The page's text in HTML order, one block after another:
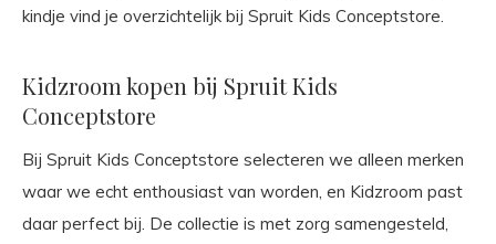
kindje vind je overzichtelijk bij Spruit Kids Conceptstore.
Kidzroom kopen bij Spruit Kids
Conceptstore
Bij Spruit Kids Conceptstore selecteren we alleen merken
waar we echt enthousiast van worden, en Kidzroom past
daar perfect bij. De collectie is met zorg samengesteld,